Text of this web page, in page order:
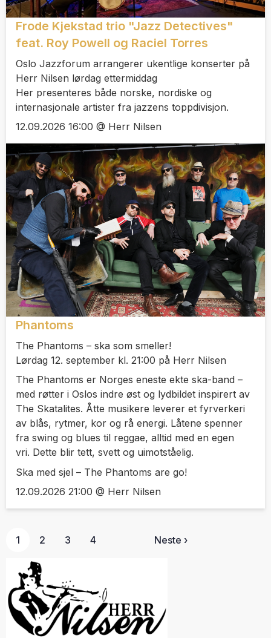
Frode Kjekstad trio "Jazz Detectives"
feat. Roy Powell og Raciel Torres
Oslo Jazzforum arrangerer ukentlige konserter på
Herr Nilsen lørdag ettermiddag
Her presenteres både norske, nordiske og
internasjonale artister fra jazzens toppdivisjon.
12.09.2026 16:00 @ Herr Nilsen
Phantoms
The Phantoms – ska som smeller!
Lørdag 12. september kl. 21:00 på Herr Nilsen
The Phantoms er Norges eneste ekte ska-band –
med røtter i Oslos indre øst og lydbildet inspirert av
The Skatalites. Åtte musikere leverer et fyrverkeri
av blås, rytmer, kor og rå energi. Låtene spenner
fra swing og blues til reggae, alltid med en egen
vri. Dette blir tett, svett og uimotståelig.
Ska med sjel – The Phantoms are go!
12.09.2026 21:00 @ Herr Nilsen
1 2 3 4 Neste ›